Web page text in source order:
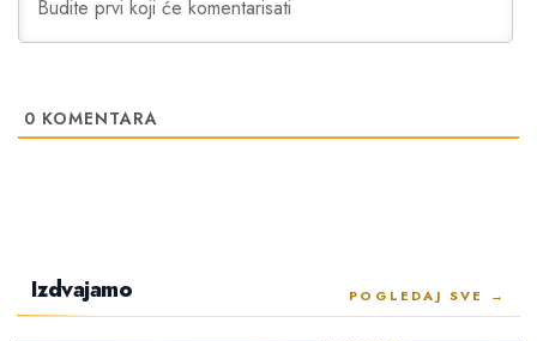
0 KOMENTARA
Izdvajamo POGLEDAJ SVE →